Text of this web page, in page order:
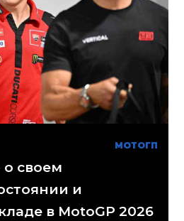
МОТОГП
своем
и
в MotoGP 2026